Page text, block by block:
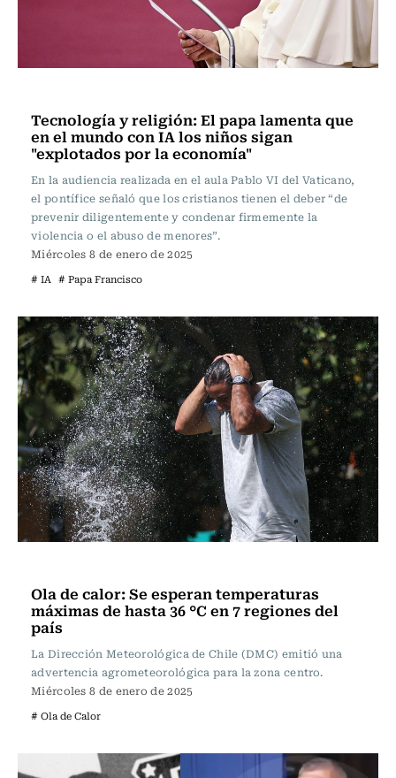
Tecnología y religión: El papa lamenta que
en el mundo con IA los niños sigan
"explotados por la economía"
En la audiencia realizada en el aula Pablo VI del Vaticano,
el pontífice señaló que los cristianos tienen el deber “de
prevenir diligentemente y condenar firmemente la
violencia o el abuso de menores”.
Miércoles 8 de enero de 2025
# IA # Papa Francisco
Ola de calor: Se esperan temperaturas
máximas de hasta 36 °C en 7 regiones del
país
La Dirección Meteorológica de Chile (DMC) emitió una
advertencia agrometeorológica para la zona centro.
Miércoles 8 de enero de 2025
# Ola de Calor